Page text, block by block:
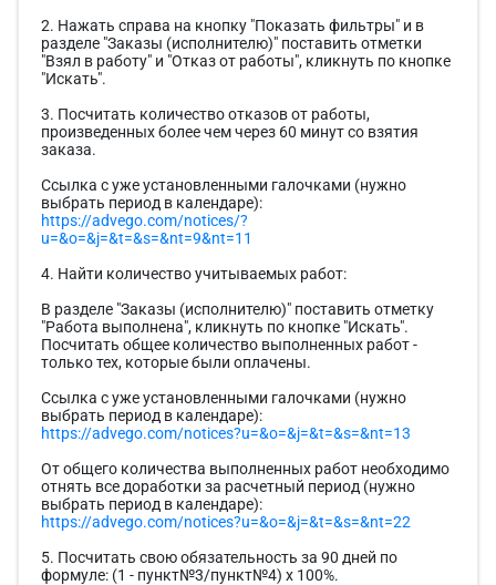
2. Нажать справа на кнопку "Показать фильтры" и в
разделе "Заказы (исполнителю)" поставить отметки
"Взял в работу" и "Отказ от работы", кликнуть по кнопке
"Искать".
3. Посчитать количество отказов от работы,
произведенных более чем через 60 минут со взятия
заказа.
Ссылка с уже установленными галочками (нужно
выбрать период в календаре):
https://advego.com/notices/?
u=&o=&j=&t=&s=&nt=9&nt=11
4. Найти количество учитываемых работ:
В разделе "Заказы (исполнителю)" поставить отметку
"Работа выполнена", кликнуть по кнопке "Искать".
Посчитать общее количество выполненных работ -
только тех, которые были оплачены.
Ссылка с уже установленными галочками (нужно
выбрать период в календаре):
https://advego.com/notices?u=&o=&j=&t=&s=&nt=13
От общего количества выполненных работ необходимо
отнять все доработки за расчетный период (нужно
выбрать период в календаре):
https://advego.com/notices?u=&o=&j=&t=&s=&nt=22
5. Посчитать свою обязательность за 90 дней по
формуле: (1 - пункт№3/пункт№4) х 100%.